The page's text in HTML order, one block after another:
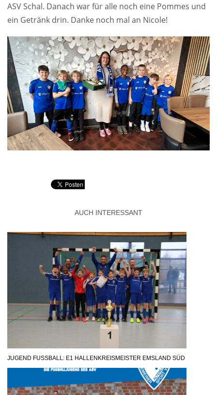
ASV Schal. Danach war für alle noch eine Pommes und
ein Getränk drin. Danke noch mal an Nicole!
AUCH INTERESSANT
JUGEND FUSSBALL: E1 HALLENKREISMEISTER EMSLAND SÜD